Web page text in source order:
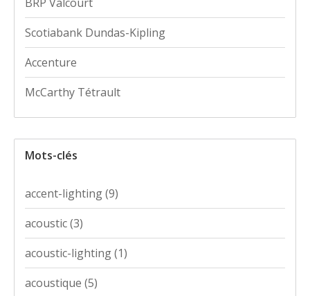
Scotiabank Dundas-Kipling
Accenture
McCarthy Tétrault
Mots-clés
accent-lighting(9)
acoustic(3)
acoustic-lighting(1)
acoustique (5)